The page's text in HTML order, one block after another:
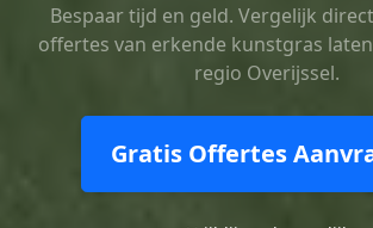
Bespaar tijd en geld. Vergelijk
offertes van erkende kunstgras
regio Overijssel.
Gratis Offertes